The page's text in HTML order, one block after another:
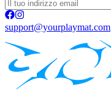
support@yourplaymat.com